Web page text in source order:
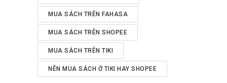
MUA SÁCH TRÊN FAHASA
MUA SÁCH TRÊN SHOPEE
MUA SÁCH TRÊN TIKI
NÊN MUA SÁCH Ở TIKI HAY SHOPEE